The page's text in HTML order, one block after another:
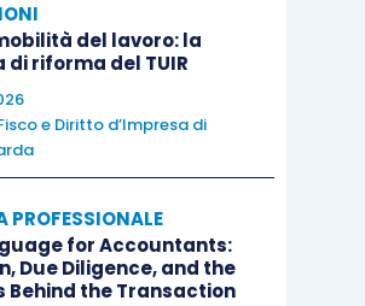
del lavoro: la
riforma del TUIR
e Diritto d’Impresa di
PROFESSIONALE
for Accountants:
Due Diligence, and the
Behind the Transaction